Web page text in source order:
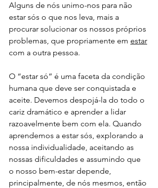
Alguns de nós unimo-nos para não
estar sós o que nos leva, mais a
procurar solucionar os nossos próprios
problemas, que propriamente em estar
com a outra pessoa.
O “estar só” é uma faceta da condição
humana que deve ser conquistada e
aceite. Devemos despojá-la do todo o
cariz dramático e aprender a lidar
razoavelmente bem com ela. Quando
aprendemos a estar sós, explorando a
nossa individualidade, aceitando as
nossas dificuldades e assumindo que
o nosso bem-estar depende,
principalmente, de nós mesmos, então